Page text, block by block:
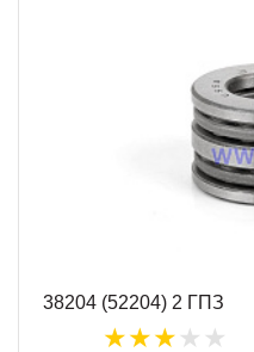
38204 (52204) 2 ГПЗ